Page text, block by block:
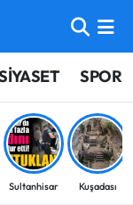
SPOR
Sultanhisar Kuşadası